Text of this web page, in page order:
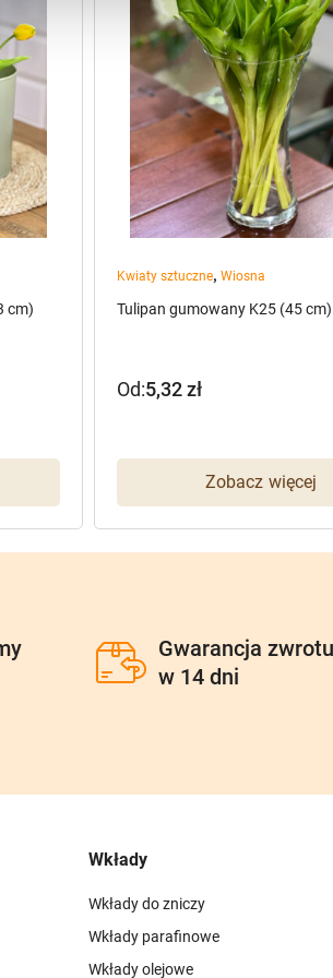
cm)
Kwiaty sztuczne, Wiosna
Tulipan gumowany K25 (45 cm)
Zobacz więcej
Od:5,32zł
Gwarancja zwrotu
w 14 dni
Wkłady
Wkłady do zniczy
Wkłady parafinowe
Wkłady olejowe